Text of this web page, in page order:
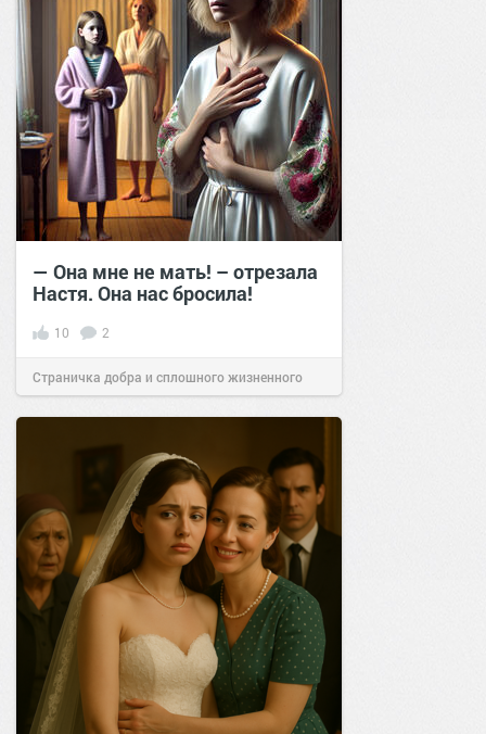
— Она мне не мать! – отрезала
Настя. Она нас бросила!
10 2
Страничка добра и сплошного жизненного
позитива!20:2018 янв 2025